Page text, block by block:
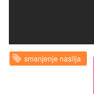
smanjenje nasilja